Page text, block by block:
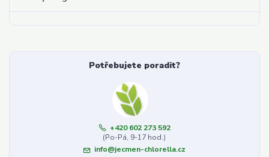
Potřebujete poradit?
+420 602 273 592
(Po-Pá, 9-17 hod.)
info@jecmen-chlorella.cz